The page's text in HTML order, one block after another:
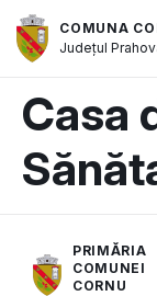
COMUNA
Județul
Casa
PRIMĂRIA
COMUNEI
CORNU